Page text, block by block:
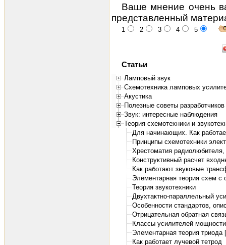
Ваше мнение очень
представленный
1 2 3 4 5
Статьи
Ламповый звук
Схемотехника ламповых
Акустика
Полезные советы
Звук: интересные наблюдения
Теория схемотехники и
Для начинающих. Как
Принципы схемотехники
Хрестоматия радиолюбителя,
Конструктивный расчет
Как работают звуковые
Элементарная теория схем с
Теория звукотехники
Двухтактно-параллельный
Особенности стандартов,
Отрицательная обратная
Классы усилителей мощности
Элементарная теория триода
Как работает лучевой тетрод